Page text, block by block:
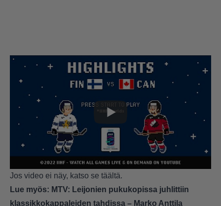
Jos video ei näy, katso se täältä.
Lue myös: MTV: Leijonien pukukopissa juhlittiin
klassikkokappaleiden tahdissa – Marko Anttila